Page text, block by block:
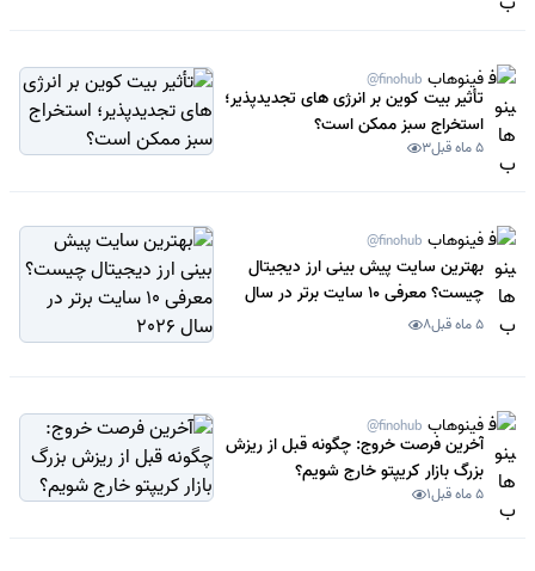
فینوهاب @finohub
تأثیر بیت کوین بر انرژی های تجدیدپذیر؛
استخراج سبز ممکن است؟
5 ماه قبل 3
فینوهاب @finohub
بهترین سایت پیش بینی ارز دیجیتال
چیست؟ معرفی 10 سایت برتر در سال
2026
5 ماه قبل 8
فینوهاب @finohub
آخرین فرصت خروج: چگونه قبل از ریزش
بزرگ بازار کریپتو خارج شویم؟
5 ماه قبل 1